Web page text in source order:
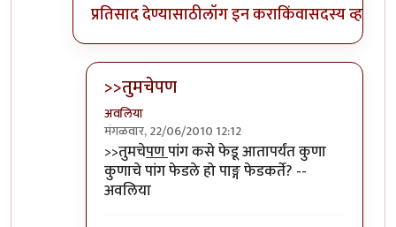
प्रतिसाद देण्यासाठीलॉग इन कराकिंवासदस्य व्हा
>>तुमचेपण
अवलिया
मंगळवार, 22/06/2010 12:12
In reply toसंपादकbyबिपिन कार्यकर्ते
>>तुमचेपणपांग कसे फेडू आतापर्यंत कुणा
कुणाचे पांग फेडले हो पाङ्ग फेडकर्ते? --
अवलिया